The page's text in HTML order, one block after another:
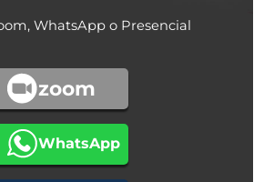
WhatsApp o Presencial
zoom
WhatsApp